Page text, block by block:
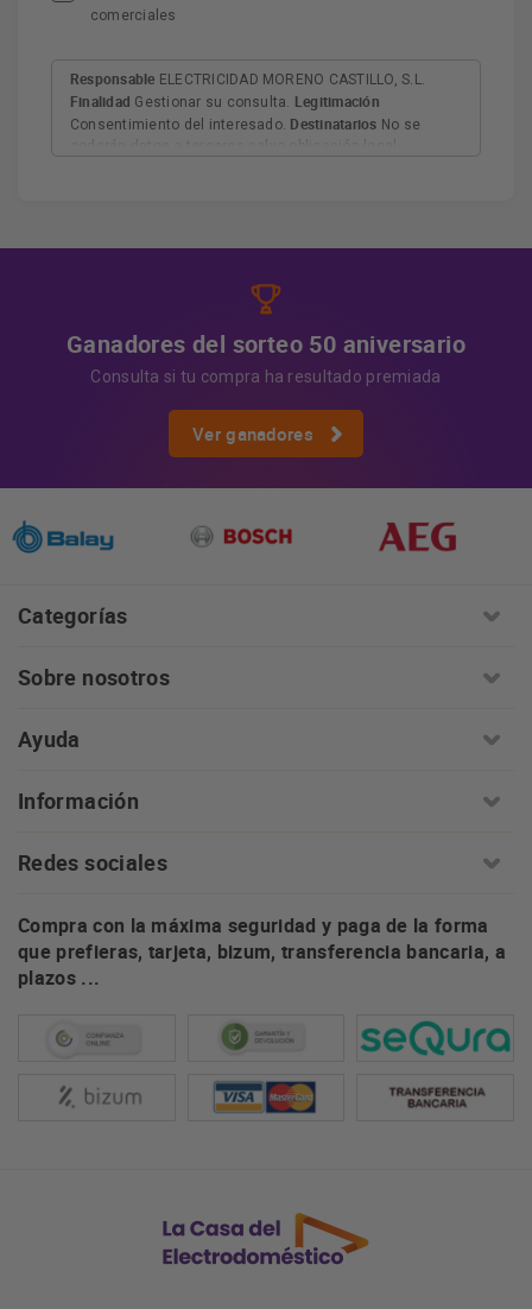
comerciales
Responsable ELECTRICIDAD MORENO CASTILLO, S.L.
Finalidad Gestionar su consulta. Legitimación
Consentimiento del interesado. Destinatarios No se
Ganadores del sorteo 50 aniversario
Consulta si tu compra ha resultado premiada
Ver ganadores
Categorías
Sobre nosotros
Ayuda
Información
Redes sociales
Compra con la máxima seguridad y paga de la forma
que prefieras, tarjeta, bizum, transferencia bancaria, a
plazos ...